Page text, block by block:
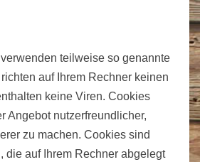
teilweise so genannte
auf Ihrem Rechner keinen
keine Viren. Cookies
Angebot nutzerfreundlicher,
zu machen. Cookies sind
die auf Ihrem Rechner abgelegt